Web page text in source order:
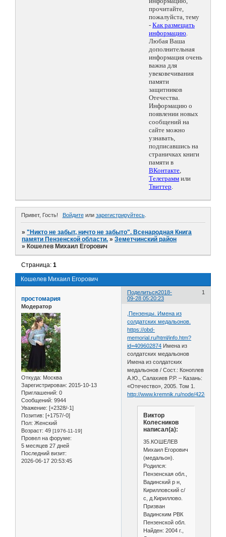
прочитайте,
пожалуйста, тему
- Как размещать
информацию.
Любая Ваша
дополнительная
информация очень
важна для
увековечивания
памяти
защитников
Отечества.
Информацию о
появлении новых
сообщений на
сайте можно
узнавать,
подписавшись на
страничках книги
памяти в
ВКонтакте,
Телеграмм или
Твиттер.
Привет, Гость! Войдитеили зарегистрируйтесь.
»"Никто не забыт, ничто не забыто". Всенародная Книга
памяти Пензенской области. »Земетчинский район
» Кошелев Михаил Егорович
Кошелев Михаил Егорович
Страница:1
Поделиться 1
2018-
09-28 05:20:23
простомария
Модератор
Откуда: Москва
Зарегистрирован: 2015-10-13
Приглашений: 0
Сообщений: 9944
Уважение: [+2328/-1]
Позитив: [+1757/-0]
Пол: Женский
Возраст: 49 [1976-11-19]
Провел на форуме:
5 месяцев 27 дней
Последний визит:
2026-06-17 20:53:45
,Пензенцы. Имена из
солдатских медальонов.
https://obd-
memorial.ru/html/info.htm?
id=409602874 Имена из
солдатских медальонов
Имена из солдатских
медальонов / Сост.: Коноплев
А.Ю., Салахиев Р.Р. – Казань:
«Отечество», 2005. Том 1.
http://www.kremnik.ru/node/422419
Виктор
Колесников
написал(а):
35.КОШЕЛЕВ
Михаил Егорович
(медальон).
Родился:
Пензенская обл.,
Вадинский р н,
Кирилловский с/
с, д.Кириллово.
Призван
Вадинским РВК
Пензенской обл.
Найден: 2004 г.,